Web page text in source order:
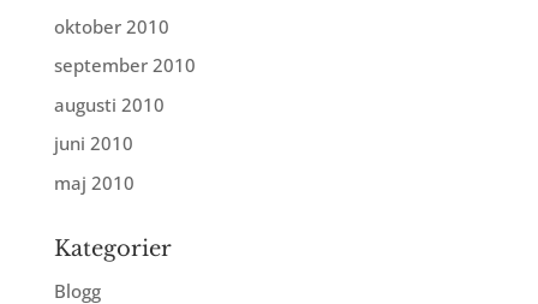
oktober 2010
september 2010
augusti 2010
juni 2010
maj 2010
Kategorier
Blogg